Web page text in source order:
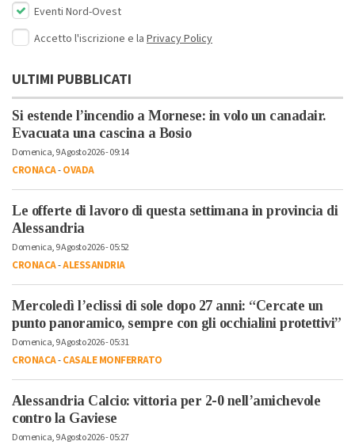
Eventi Nord-Ovest
Accetto l'iscrizione e la Privacy Policy
ULTIMI PUBBLICATI
Si estende l’incendio a Mornese: in volo un canadair.
Evacuata una cascina a Bosio
Domenica, 9 Agosto 2026 - 09:14
CRONACA-OVADA
Le offerte di lavoro di questa settimana in provincia di
Alessandria
Domenica, 9 Agosto 2026 - 05:52
CRONACA-ALESSANDRIA
Mercoledì l’eclissi di sole dopo 27 anni: “Cercate un
punto panoramico, sempre con gli occhialini protettivi”
Domenica, 9 Agosto 2026 - 05:31
CRONACA-CASALE MONFERRATO
Alessandria Calcio: vittoria per 2-0 nell’amichevole
contro la Gaviese
Domenica, 9 Agosto 2026 - 05:27